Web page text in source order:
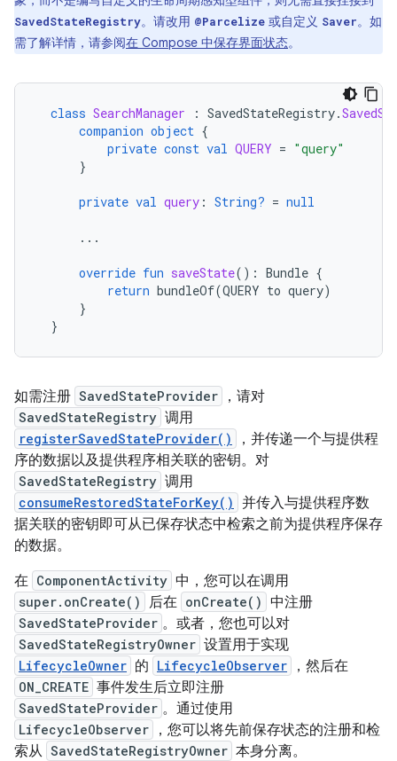
SavedStateRegistry。请改用 @Parcelize 或自定义 Saver。如
需了解详情，请参阅在 Compose 中保存界面状态。
class SearchManager : SavedStateRegistry.
companion object {
private const val QUERY = "query"
}
private val query : String? = null
...
override fun saveState(): Bundle {
return bundleOf(QUERY to query)
}
}
如需注册 SavedStateProvider ，请对
SavedStateRegistry 调用
registerSavedStateProvider()
，并传递一个与提供程
序的数据以及提供程序相关联的密钥。对
SavedStateRegistry 调用
consumeRestoredStateForKey() 并传入与提供程序数
据关联的密钥即可从已保存状态中检索之前为提供程序保存
的数据。
在 ComponentActivity 中，您可以在调用
super.onCreate() 后在 onCreate() 中注册
SavedStateProvider 。或者，您也可以对
SavedStateRegistryOwner 设置用于实现
LifecycleOwner 的 LifecycleObserver ，然后在
ON_CREATE 事件发生后立即注册
SavedStateProvider 。通过使用
LifecycleObserver
，您可以将先前保存状态的注册和检
索从 SavedStateRegistryOwner 本身分离。